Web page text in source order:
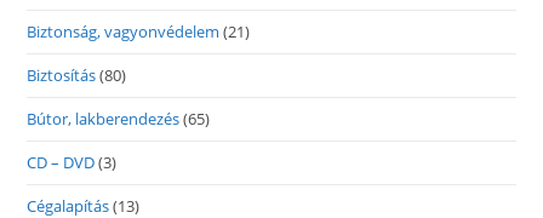
Biztonság, vagyonvédelem (21)
Biztosítás(80)
Bútor, lakberendezés(65)
CD – DVD(3)
Cégalapítás(13)